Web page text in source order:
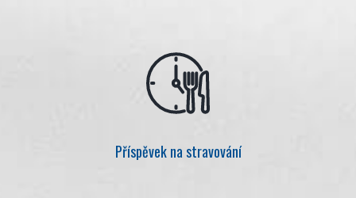
Příspěvek na stravování